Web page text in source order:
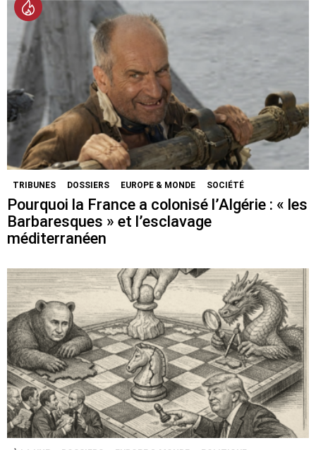
TRIBUNES DOSSIERS EUROPE & MONDE SOCIÉTÉ
Pourquoi la France a colonisé l’Algérie : « les
Barbaresques » et l’esclavage
méditerranéen